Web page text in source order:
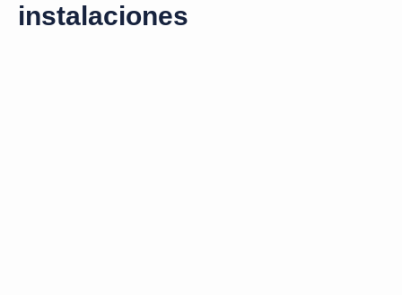
instalaciones